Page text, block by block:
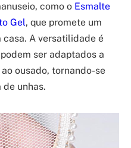
como o Esmalte
Gel, que promete um
A versatilidade é
ser adaptados a
ousado, tornando-se
unhas.